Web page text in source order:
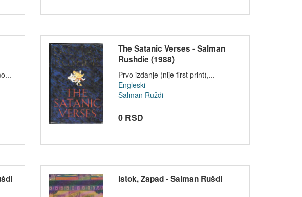
The Satanic Verses - Salman
Rushdie (1988)
Prvo izdanje (nije first print),...
Engleski
Salman Ruždi
0 RSD
Istok, Zapad - Salman Rušdi